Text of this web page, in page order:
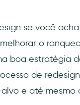
se você
o
boa estratégia
de
e até mesmo